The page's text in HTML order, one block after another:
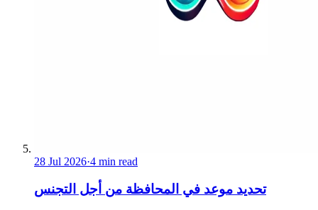
28 Jul 2026·4 min read
تحديد موعد في المحافظة من أجل التجنس